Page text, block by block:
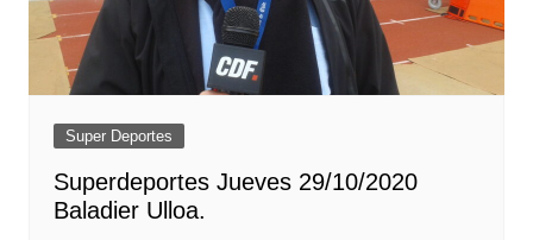
Super Deportes
Superdeportes Jueves 29/10/2020
Baladier Ulloa.